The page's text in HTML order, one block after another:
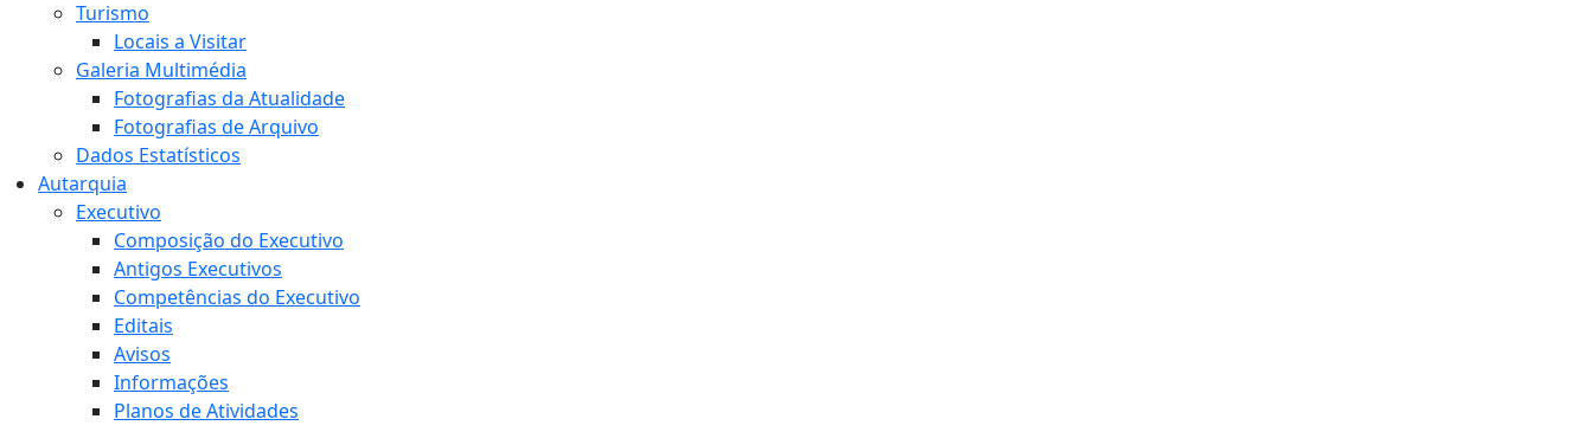
Turismo
Locais a Visitar
Galeria Multimédia
Fotografias da Atualidade
Fotografias de Arquivo
Dados Estatísticos
Autarquia
Executivo
Composição do Executivo
Antigos Executivos
Competências do Executivo
Editais
Avisos
Informações
Planos de Atividades